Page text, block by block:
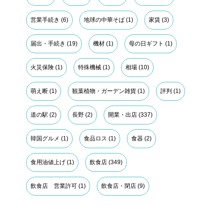
営業手続き (6) 地球の中華そば (1) 家賃 (3)
届出・手続き (19) 機材 (1) 母の日ギフト (1)
火災保険 (1) 特殊機械 (1) 相場 (10)
萌え断 (1) 観葉植物・ガーデン雑貨 (1) 評判 (1)
道の駅 (2) 長野 (2) 開業・出店 (337)
韓国グルメ (1) 食品ロス (1) 食器 (2)
食用油値上げ (1) 飲食店 (349)
飲食店 営業許可 (1) 飲食店・閉店 (9)